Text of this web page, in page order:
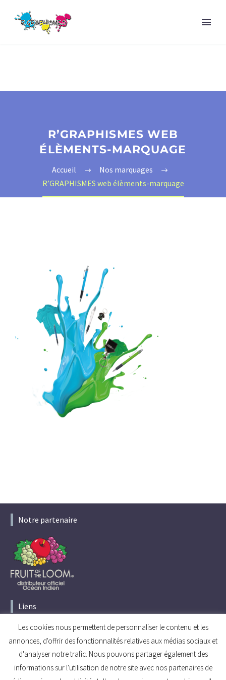
R’GRAPHISMES WEB
ÉLÈMENTS-MARQUAGE
Accueil
Nos marquages
R’GRAPHISMES web élèments-marquage
Notre partenaire
Liens
Accueil
Conditions générales de vente
Politique de confidentialité
Retrouvez-nous sur les réseaux sociaux
Les cookies nous permettent de personnaliser le contenu et les
annonces, d'offrir des fonctionnalités relatives aux médias sociaux et
d'analyser notre trafic. Nous pouvons partager également des
informations sur l'utilisation de notre site avec nos partenaires de